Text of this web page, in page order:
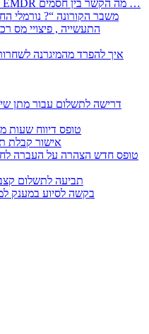
– לבעלי עסקים ובעולם העבודה EMDR מה הקשר בין חסמים …
– משבר הקורונה “? נורמלי החדש ”
2356 – טופס דיווח
2357 – אישור
266 – תביעה לתשלום
267 – בקשה לסיוע